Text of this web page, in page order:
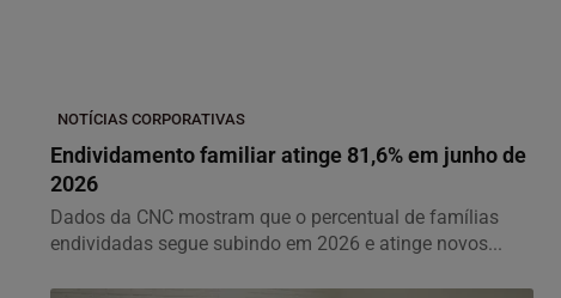
NOTÍCIAS CORPORATIVAS
Endividamento familiar atinge 81,6% em junho de
2026
Dados da CNC mostram que o percentual de famílias
endividadas segue subindo em 2026 e atinge novos...